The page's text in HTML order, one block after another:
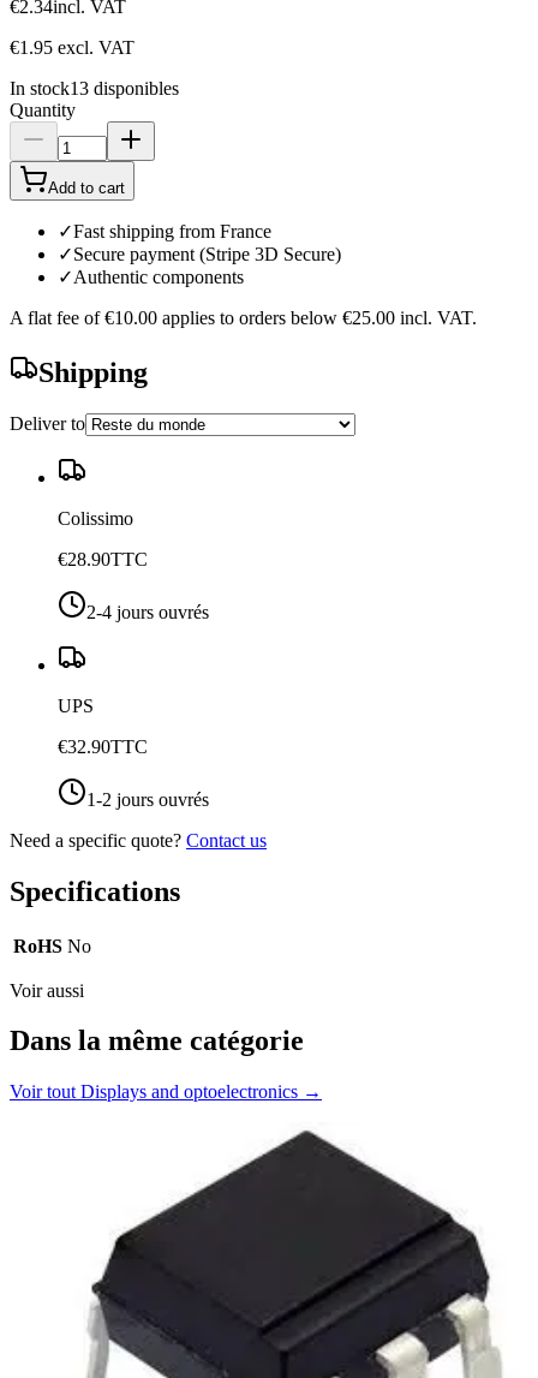
€2.34incl. VAT
€1.95 excl. VAT
In stock13 disponibles
Quantity
Add to cart
✓Fast shipping from France
✓Secure payment (Stripe 3D Secure)
✓Authentic components
A flat fee of €10.00 applies to orders below €25.00 incl. VAT.
Shipping
Deliver to
Colissimo
€28.90TTC
2-4 jours ouvrés
UPS
€32.90TTC
1-2 jours ouvrés
Need a specific quote? Contact us
Specifications
RoHS No
Voir aussi
Dans la même catégorie
Voir tout Displays and optoelectronics →